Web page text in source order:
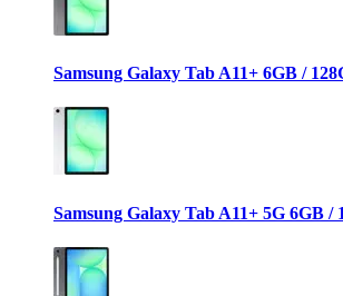
Samsung Galaxy Tab A11+ 6GB /
Samsung Galaxy Tab A11+ 5G 6GB /